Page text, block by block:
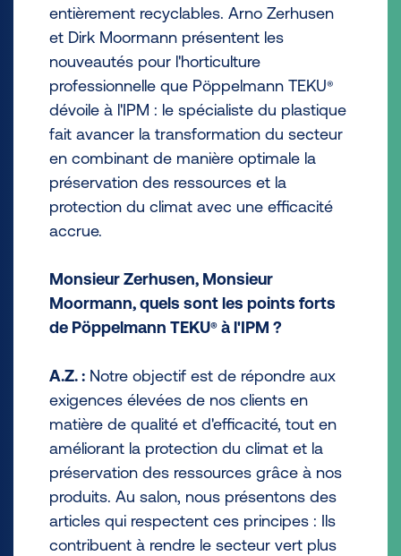
entièrement recyclables. Arno Zerhusen
et Dirk Moormann présentent les
nouveautés pour l'horticulture
professionnelle que Pöppelmann TEKU®
dévoile à l'IPM : le spécialiste du plastique
fait avancer la transformation du secteur
en combinant de manière optimale la
préservation des ressources et la
protection du climat avec une efficacité
accrue.
Monsieur Zerhusen, Monsieur
Moormann, quels sont les points forts
de Pöppelmann TEKU® à l'IPM ?
A.Z. : Notre objectif est de répondre aux
exigences élevées de nos clients en
matière de qualité et d'efficacité, tout en
améliorant la protection du climat et la
préservation des ressources grâce à nos
produits. Au salon, nous présentons des
articles qui respectent ces principes : Ils
contribuent à rendre le secteur vert plus